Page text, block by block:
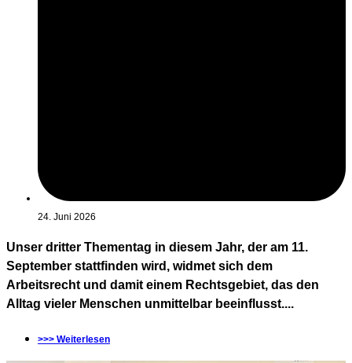
24. Juni 2026
Unser dritter Thementag in diesem Jahr, der am 11.
September stattfinden wird, widmet sich dem
Arbeitsrecht und damit einem Rechtsgebiet, das den
Alltag vieler Menschen unmittelbar beeinflusst....
>>> Weiterlesen